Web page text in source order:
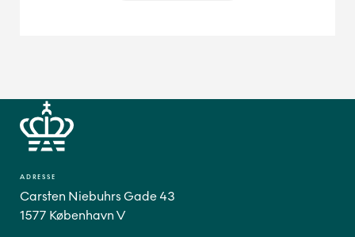
ADRESSE
Carsten Niebuhrs Gade 43
1577 København V